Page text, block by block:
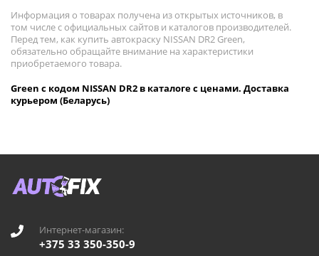
Информация о товарах получена из открытых источников, в
том числе с официальных сайтов и каталогов производителей.
Перед тем, как купить автокраску NISSAN DR2 Green,
обязательно обращайте внимание на характеристики
приобретаемого товара.
Green с кодом NISSAN DR2 в каталоге с ценами. Доставка
курьером (Беларусь)
Интернет-магазин:
+375 33 350-350-9